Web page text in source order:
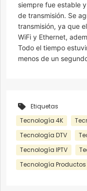
siempre fue estable
de transmisión. Se
transmisión, ya que el
WiFi y Ethernet,
Todo el tiempo
menos de un
Etiquetas
Tecnología 4K
Tecnología DTV
Tecnología IPTV
Tecnología Productos